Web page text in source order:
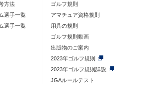
方法
選手一覧
選手一覧
ゴルフ規則
アマチュア資格規則
用具の規則
ゴルフ規則動画
出版物のご案内
2023年ゴルフ規則
2023年ゴルフ規則詳説
JGAルールテスト